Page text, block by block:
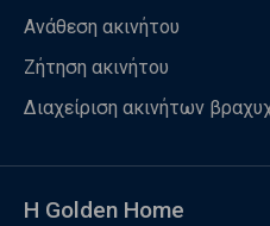
Ανάθεση ακινήτου
Ζήτηση ακινήτου
Διαχείριση ακινήτων
Η Golden Home